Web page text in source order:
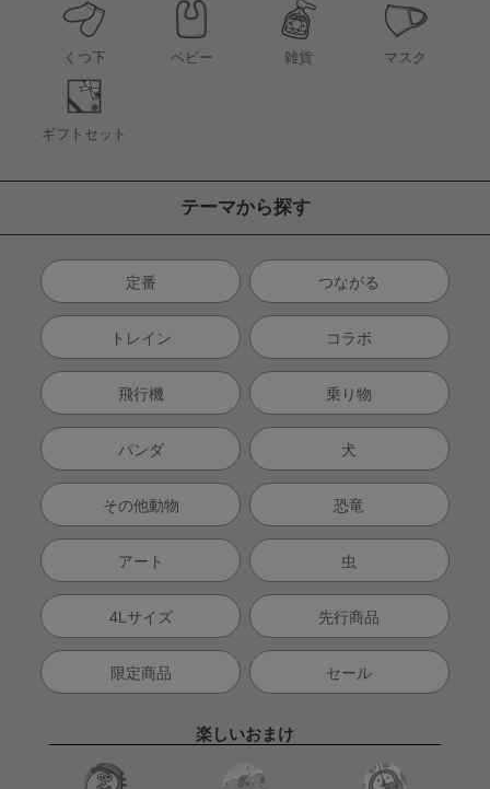
くつ下 ベビー 雑貨 マスク
ギフトセット
テーマから探す
定番 つながる
トレイン コラボ
飛行機 乗り物
パンダ 犬
その他動物 恐竜
アート 虫
4Lサイズ 先行商品
限定商品 セール
楽しいおまけ